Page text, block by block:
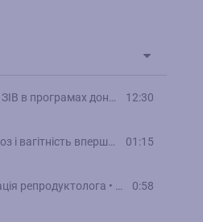
Програми ЗІВ в програмах донації 12:30
Ендометріоз і вагітність вперше: лікувати чи ні? • Зінов`єва Світлана 01:15
Консультація репродуктолога • лікар Козира Олександра 0:58